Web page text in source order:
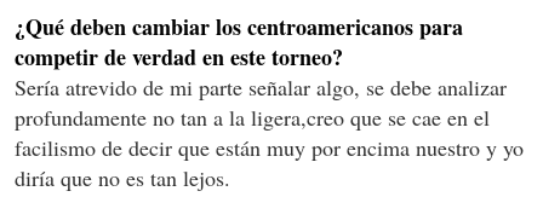
¿Qué deben cambiar los centroamericanos para
competir de verdad en este torneo?
Sería atrevido de mi parte señalar algo, se debe analizar
profundamente no tan a la ligera,creo que se cae en el
facilismo de decir que están muy por encima nuestro y yo
diría que no es tan lejos.